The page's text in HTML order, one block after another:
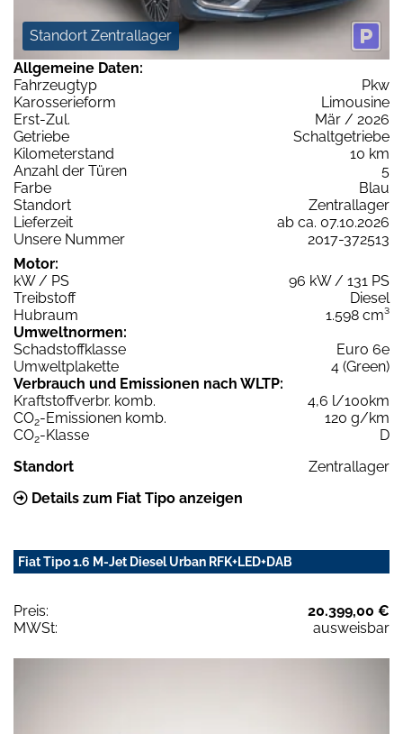
Standort Zentrallager
Allgemeine Daten:
Fahrzeugtyp
Pkw
Karosserieform
Limousine
Erst-Zul.
Mär / 2026
Getriebe
Schaltgetriebe
Kilometerstand
10 km
Anzahl der Türen
5
Farbe
Blau
Standort
Zentrallager
Lieferzeit
ab ca. 07.10.2026
Unsere Nummer
2017-372513
Motor:
kW / PS
96 kW / 131 PS
Treibstoff
Diesel
Hubraum
1.598 cm³
Umweltnormen:
Schadstoffklasse
Euro 6e
Umweltplakette
4 (Green)
Verbrauch und Emissionen nach WLTP:
Kraftstoffverbr. komb.
4,6 l/100km
CO2-Emissionen komb.
120 g/km
CO2-Klasse
D
Standort
Zentrallager
Details zum Fiat Tipo anzeigen
Fiat Tipo 1.6 M-Jet Diesel Urban RFK+LED+DAB
Preis:
20.399,00 €
MWSt:
ausweisbar